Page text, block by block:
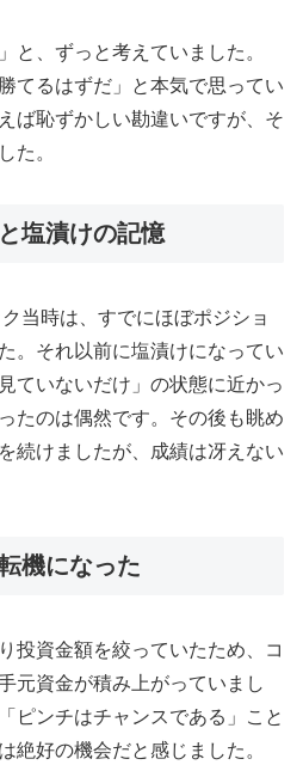
と、ずっと考えていました。
てるはずだ」と本気で思ってい
ば恥ずかしい勘違いですが、そ
た。
塩漬けの記憶
当時は、すでにほぼポジショ
。それ以前に塩漬けになってい
ていないだけ」の状態に近かっ
たのは偶然です。その後も眺め
続けましたが、成績は冴えない
機になった
投資金額を絞っていたため、コ
元資金が積み上がっていまし
ピンチはチャンスである」こと
絶好の機会だと感じました。